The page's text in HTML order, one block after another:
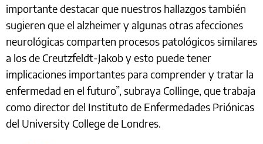
importante destacar que nuestros hallazgos también
sugieren que el alzheimer y algunas otras afecciones
neurológicas comparten procesos patológicos similares
a los de Creutzfeldt-Jakob y esto puede tener
implicaciones importantes para comprender y tratar la
enfermedad en el futuro”, subraya Collinge, que trabaja
como director del Instituto de Enfermedades Priónicas
del University College de Londres.